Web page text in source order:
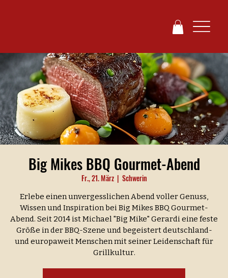
Big Mikes BBQ Gourmet-Abend
Fr., 21. März
  |
Schwerin
Erlebe einen unvergesslichen Abend voller Genuss,
Wissen und Inspiration bei Big Mikes BBQ Gourmet-
Abend. Seit 2014 ist Michael "Big Mike" Gerardi eine feste
Größe in der BBQ-Szene und begeistert deutschland-
und europaweit Menschen mit seiner Leidenschaft für
Grillkultur.